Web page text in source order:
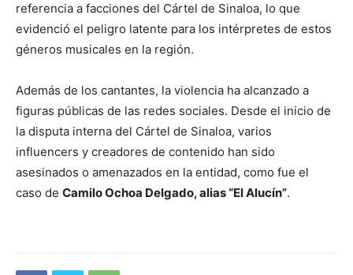
referencia a facciones del Cártel de Sinaloa, lo que
evidenció el peligro latente para los intérpretes de estos
géneros musicales en la región.
Además de los cantantes, la violencia ha alcanzado a
figuras públicas de las redes sociales. Desde el inicio de
la disputa interna del Cártel de Sinaloa, varios
influencers y creadores de contenido han sido
asesinados o amenazados en la entidad, como fue el
caso de Camilo Ochoa Delgado, alias “El Alucín”.